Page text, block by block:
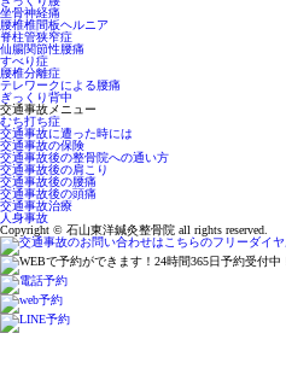
坐骨神経痛
腰椎椎間板ヘルニア
脊柱管狭窄症
仙腸関節性腰痛
すべり症
腰椎分離症
テレワークによる腰痛
ぎっくり背中
交通事故メニュー
むち打ち症
交通事故に遭った時には
交通事故の保険
交通事故後の整骨院への通い方
交通事故後の肩こり
交通事故後の腰痛
交通事故後の頭痛
交通事故治療
人身事故
Copyright © 石山東洋鍼灸整骨院 all rights reserved.